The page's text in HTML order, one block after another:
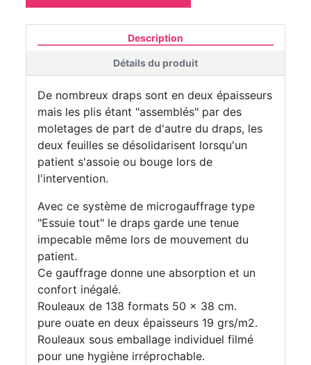
Description
Détails du produit
De nombreux draps sont en deux épaisseurs
mais les plis étant "assemblés" par des
moletages de part de d'autre du draps, les
deux feuilles se désolidarisent lorsqu'un
patient s'assoie ou bouge lors de
l'intervention.
Avec ce système de microgauffrage type
"Essuie tout" le draps garde une tenue
impecable même lors de mouvement du
patient.
Ce gauffrage donne une absorption et un
confort inégalé.
Rouleaux de 138 formats 50 x 38 cm.
pure ouate en deux épaisseurs 19 grs/m2.
Rouleaux sous emballage individuel filmé
pour une hygiène irréprochable.